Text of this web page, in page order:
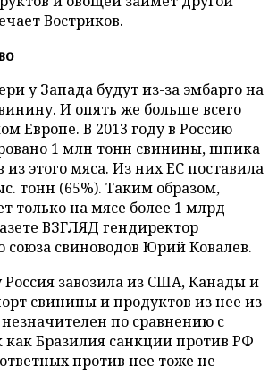
Востриков.
у Запада будут из-за эмбарго на
И опять же больше всего
Европе. В 2013 году в Россию
1 млн тонн свинины, шпика
из этого мяса. Из них ЕС поставила
тонн (65%). Таким образом,
только на мясе более 1 млрд
ВЗГЛЯД гендиректор
союза свиноводов Юрий Ковалев.
завозила из США, Канады и
свинины и продуктов из нее из
по сравнению с
как Бразилия санкции против РФ
против нее тоже не